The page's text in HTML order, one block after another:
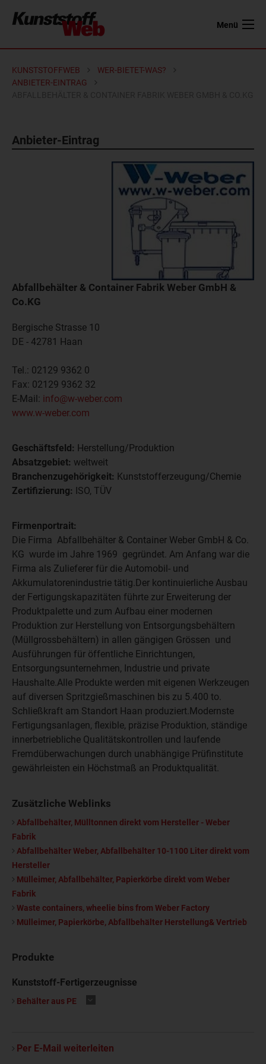
Menü
KUNSTSTOFFWEB
WER-BIETET-WAS?
ANBIETER-EINTRAG
Anbieter-Eintrag
Abfallbehälter & Container Fabrik Weber GmbH &
Co.KG
Bergische Strasse 10
DE - 42781 Haan
Tel.: 02129 9362 0
Fax: 02129 9362 32
E-Mail: info@w-weber.com
www.w-weber.com
Geschäftsfeld: Herstellung/Produktion
Absatzgebiet: weltweit
Branchenzugehörigkeit: Kunststofferzeugung/Chemie
Zertifizierung: ISO, TÜV
Firmenportrait:
Die Firma Abfallbehälter & Container Weber GmbH & Co.
KG wurde im Jahre 1969 gegründet. Am Anfang war die
Firma als Zulieferer für die Automobil- und
Akkumulatorenindustrie tätig.Der kontinuierliche Ausbau
der Fertigungskapazitäten führte zur Erweiterung der
Produktpalette und zum Aufbau einer modernen
Produktion zur Herstellung von Entsorgungsbehältern
(Müllgrossbehältern) in allen gängigen Grössen und
Ausführungen für öffentliche Einrichtungen,
Entsorgungsunternehmen, Industrie und private
Haushalte.Alle Produkte werden mit eigenen Werkzeugen
auf diversen Spritzgießmaschinen bis zu 5.400 to.
Schließkraft am Standort Haan produziert.Modernste
Fertigungsanlagen, flexible, präzise Produktion, ständige
innerbetriebliche Qualitätskontrollen und laufende
Fremdüberwachungen durch unabhängige Prüfinstitute
gewährleisten ein Höchstmaß an Produktqualität.
Zusätzliche Weblinks
Abfallbehälter, Mülltonnen direkt vom Hersteller - Weber
Fabrik
Abfallbehälter Weber, Abfallbehälter 10-1100 Liter direkt vom
Hersteller
Mülleimer, Abfallbehälter, Papierkörbe direkt vom Weber
Fabrik
Waste containers, wheelie bins from Weber Factory
Mülleimer, Papierkörbe, Abfallbehälter Herstellung& Vertrieb
Produkte
Kunststoff-Fertigerzeugnisse
Behälter aus PE .
Per E-Mail weiterleiten